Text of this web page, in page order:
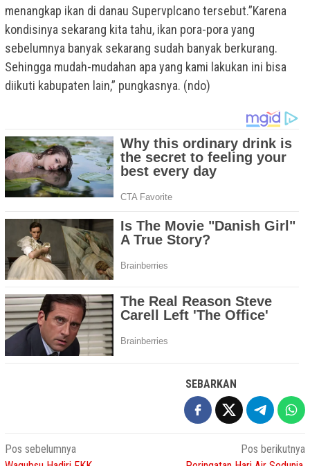
menangkap ikan di danau Supervplcano tersebut.”Karena
kondisinya sekarang kita tahu, ikan pora-pora yang
sebelumnya banyak sekarang sudah banyak berkurang.
Sehingga mudah-mudahan apa yang kami lakukan ini bisa
diikuti kabupaten lain,” pungkasnya. (ndo)
SEBARKAN
Navigasi
Pos sebelumnya
Pos berikutnya